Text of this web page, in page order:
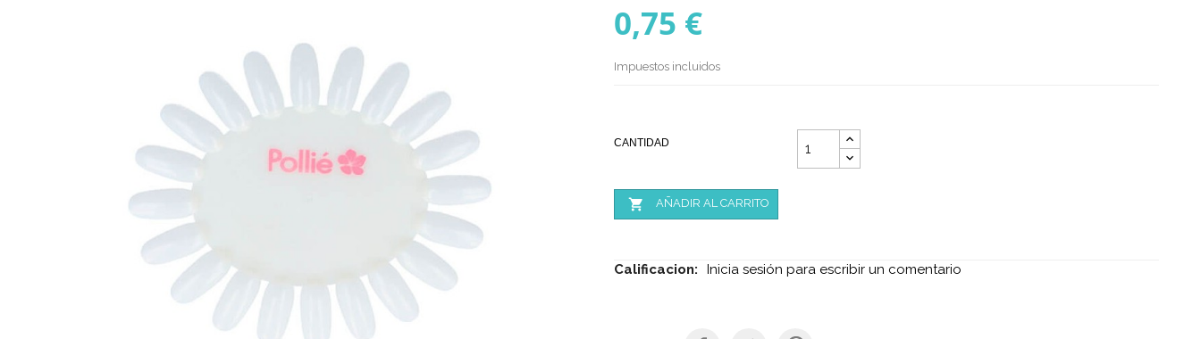
0,75 €
Impuestos incluidos
CANTIDAD
 AÑADIR AL CARRITO
Calificacion: Inicia sesión para escribir un comentario